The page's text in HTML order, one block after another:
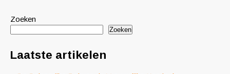
Zoeken
Zoeken
Laatste artikelen